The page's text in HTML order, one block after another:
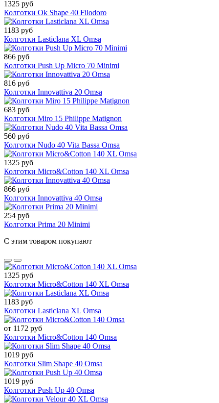
1325 руб
Колготки Ok Shape 40 Filodoro
1183 руб
Колготки Lasticlana XL Omsa
866 руб
Колготки Push Up Micro 70 Minimi
816 руб
Колготки Innovattiva 20 Omsa
683 руб
Колготки Miro 15 Philippe Matignon
560 руб
Колготки Nudo 40 Vita Bassa Omsa
1325 руб
Колготки Micro&Cotton 140 XL Omsa
866 руб
Колготки Innovattiva 40 Omsa
254 руб
Колготки Prima 20 Minimi
С этим товаром покупают
1325 руб
Колготки Micro&Cotton 140 XL Omsa
1183 руб
Колготки Lasticlana XL Omsa
от 1172 руб
Колготки Micro&Cotton 140 Omsa
1019 руб
Колготки Slim Shape 40 Omsa
1019 руб
Колготки Push Up 40 Omsa